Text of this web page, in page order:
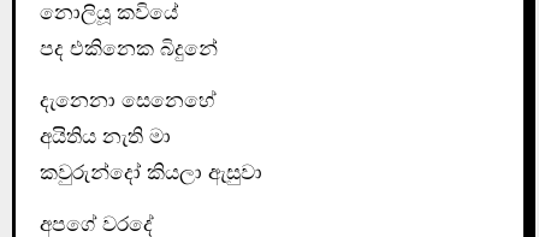
නොලියූ කවියේ
පද එකිනෙක බිදුනේ
දැනෙනා සෙනෙහේ
අයිතිය නැති මා
කවුරුන්දෝ කියලා ඇසුවා
අපගේ වරදේ